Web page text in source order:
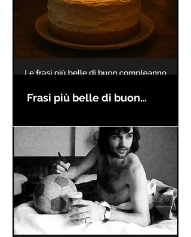
Frasi più belle di buon